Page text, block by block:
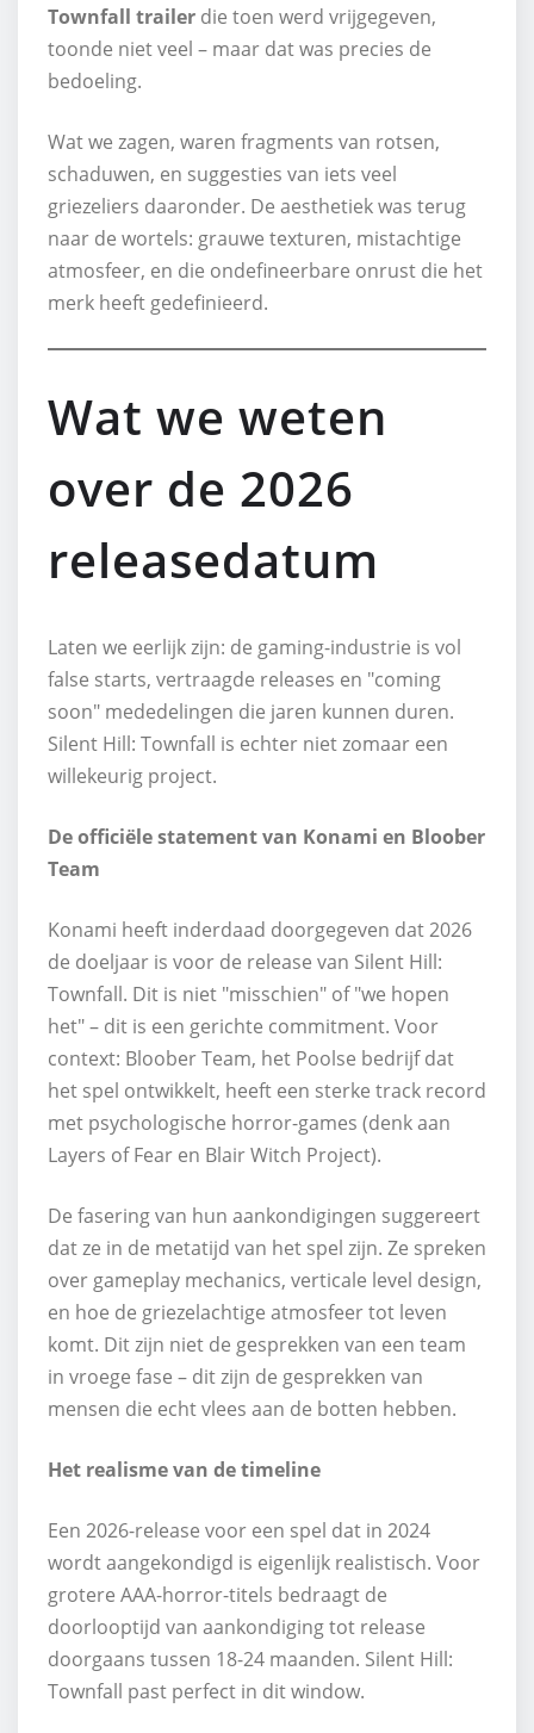
Townfall trailer die toen werd vrijgegeven,
toonde niet veel – maar dat was precies de
bedoeling.
Wat we zagen, waren fragments van rotsen,
schaduwen, en suggesties van iets veel
griezeliers daaronder. De aesthetiek was terug
naar de wortels: grauwe texturen, mistachtige
atmosfeer, en die ondefineerbare onrust die het
merk heeft gedefinieerd.
Wat we weten
over de 2026
releasedatum
Laten we eerlijk zijn: de gaming-industrie is vol
false starts, vertraagde releases en "coming
soon" mededelingen die jaren kunnen duren.
Silent Hill: Townfall is echter niet zomaar een
willekeurig project.
De officiële statement van Konami en Bloober
Team
Konami heeft inderdaad doorgegeven dat 2026
de doeljaar is voor de release van Silent Hill:
Townfall. Dit is niet "misschien" of "we hopen
het" – dit is een gerichte commitment. Voor
context: Bloober Team, het Poolse bedrijf dat
het spel ontwikkelt, heeft een sterke track record
met psychologische horror-games (denk aan
Layers of Fear en Blair Witch Project).
De fasering van hun aankondigingen suggereert
dat ze in de metatijd van het spel zijn. Ze spreken
over gameplay mechanics, verticale level design,
en hoe de griezelachtige atmosfeer tot leven
komt. Dit zijn niet de gesprekken van een team
in vroege fase – dit zijn de gesprekken van
mensen die echt vlees aan de botten hebben.
Het realisme van de timeline
Een 2026-release voor een spel dat in 2024
wordt aangekondigd is eigenlijk realistisch. Voor
grotere AAA-horror-titels bedraagt de
doorlooptijd van aankondiging tot release
doorgaans tussen 18-24 maanden. Silent Hill:
Townfall past perfect in dit window.